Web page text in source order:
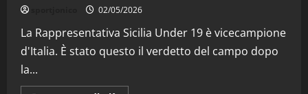
02/05/2026
La Rappresentativa Sicilia Under 19 è vicecampione
d'Italia. È stato questo il verdetto del campo dopo
la...